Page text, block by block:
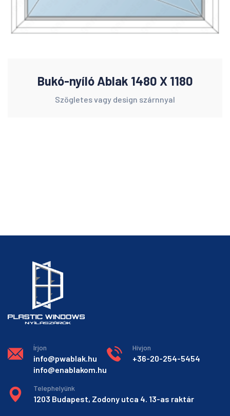
Bukó-nyíló Ablak 1480 X 1180
Szögletes vagy design szárnnyal
Írjon
info@pwablak.hu
info@enablakom.hu
Hívjon
+36-20-254-5454
Telephelyünk
1203 Budapest, Zodony utca 4. 13-as raktár